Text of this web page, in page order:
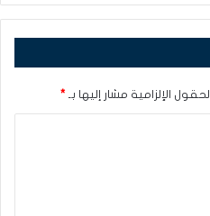
الحقول الإلزامية مشار إليها بـ *